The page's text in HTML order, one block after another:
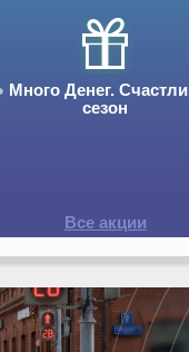
Много Денег.
сезон
Все акции